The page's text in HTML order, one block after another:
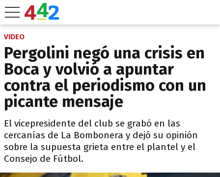
VIDEO
Pergolini negó una crisis en
Boca y volvió a apuntar
contra el periodismo con un
picante mensaje
El vicepresidente del club se grabó en las
cercanías de La Bombonera y dejó su opinión
sobre la supuesta grieta entre el plantel y el
Consejo de Fútbol.